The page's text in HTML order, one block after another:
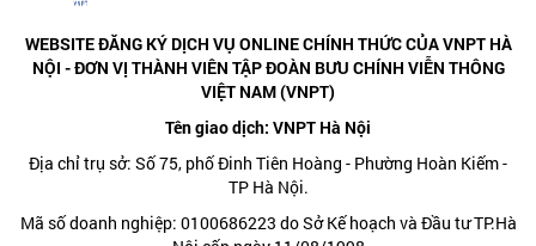
WEBSITE ĐĂNG KÝ DỊCH VỤ ONLINE CHÍNH THỨC CỦA VNPT HÀ
NỘI - ĐƠN VỊ THÀNH VIÊN TẬP ĐOÀN BƯU CHÍNH VIỄN THÔNG
VIỆT NAM (VNPT)
Tên giao dịch: VNPT Hà Nội
Địa chỉ trụ sở: Số 75, phố Đinh Tiên Hoàng - Phường Hoàn Kiếm -
TP Hà Nội.
Mã số doanh nghiệp: 0100686223 do Sở Kế hoạch và Đầu tư TP.Hà